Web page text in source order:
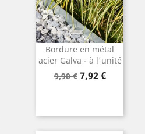
Bordure en métal
acier Galva - à l'unité
Prix
9,90 € Prix
7,92 €